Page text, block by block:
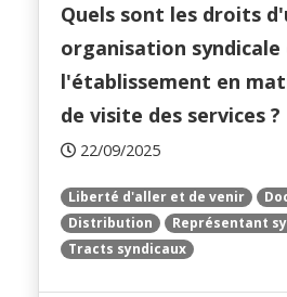
Quels sont les droits
organisation
l'établissement en
de visite des services ?
22/09/2025
Liberté d'aller et de venir
Distribution
Représentant
Tracts syndicaux